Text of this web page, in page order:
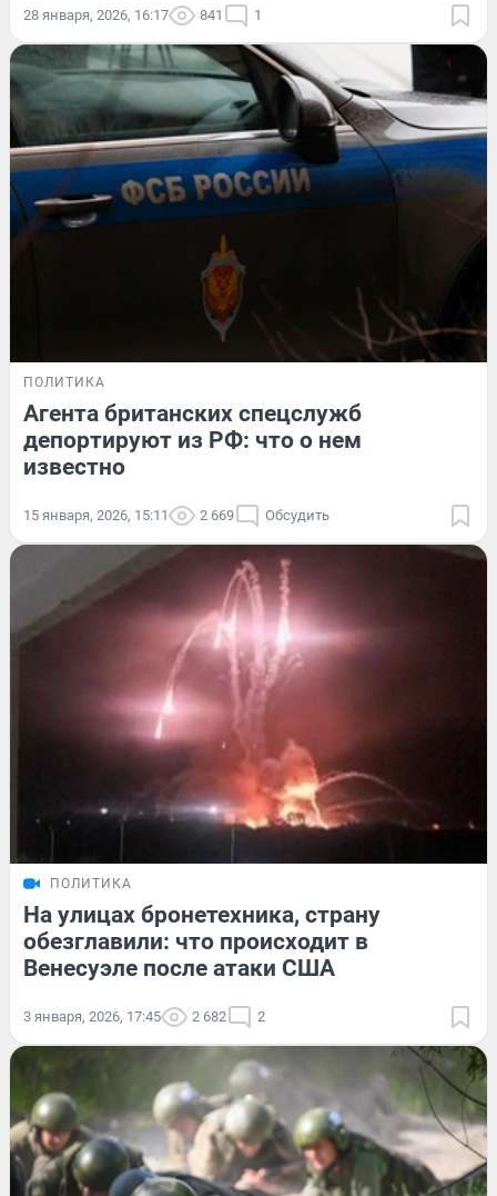
28 января, 2026, 16:17 841 1
ПОЛИТИКА
Агента британских спецслужб
депортируют из РФ: что о нем
известно
15 января, 2026, 15:11 2 669 Обсудить
ПОЛИТИКА
На улицах бронетехника, страну
обезглавили: что происходит в
Венесуэле после атаки США
3 января, 2026, 17:45 2 682 2